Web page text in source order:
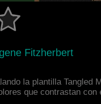
Fitzherbert
la plantilla Tangled
que contrastan con